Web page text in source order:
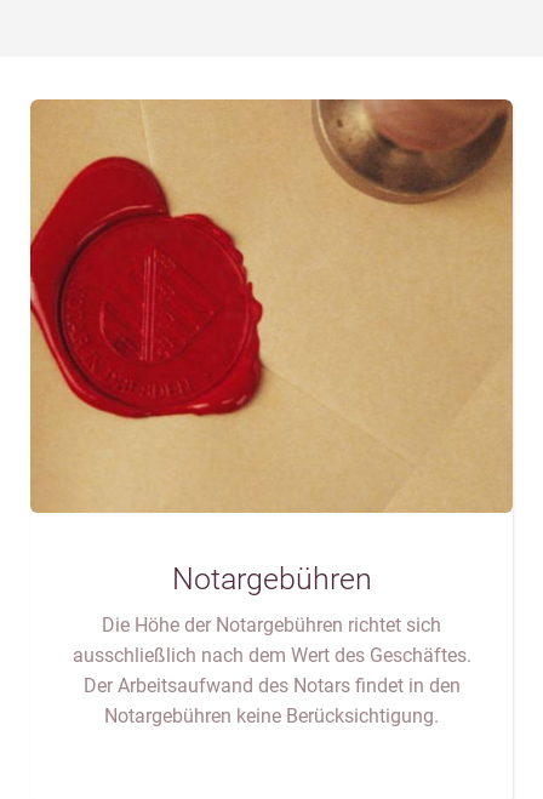
Notargebühren
Die Höhe der Notargebühren richtet sich
ausschließlich nach dem Wert des Geschäftes.
Der Arbeitsaufwand des Notars findet in den
Notargebühren keine Berücksichtigung.